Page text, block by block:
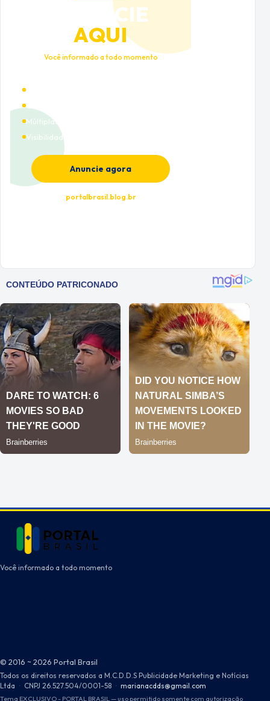
ANUNCIE
AQUI
Você informado a todo momento
Múltiplas categorias
Visibilidade premium
Anuncie agora
portalbrasil.blog.br
Você informado a todo momento
© 2016 ~ 2026 Portal Brasil
Todos os direitos reservados a M.C.D.D.S Publicidade Marketing e Notícias
Ltda · CNPJ 26.527.504/0001-58 · marianacdds@gmail.com
Tema EXCLUSIVO - PORTAL BRASIL — uso permitido somente com autorização